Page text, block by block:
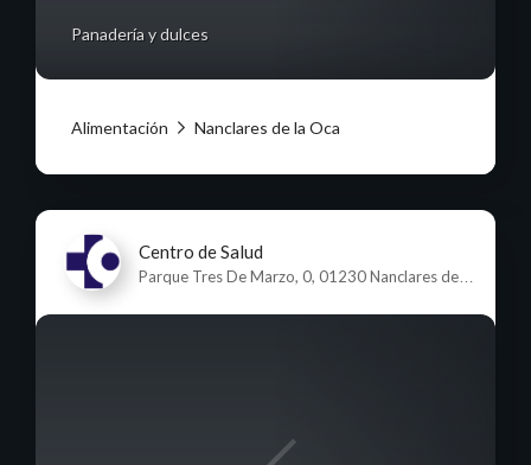
Panadería y dulces
Alimentación Nanclares de la Oca
Centro de Salud
Parque Tres De Marzo, 0, 01230 Nanclares de la